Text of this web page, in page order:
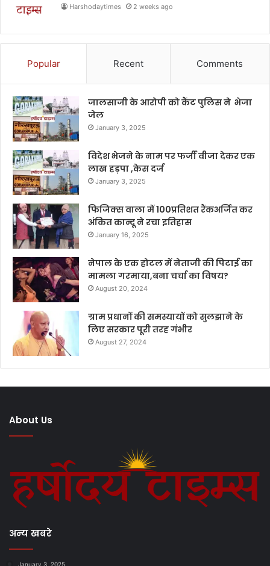
Harshodaytimes 2 weeks ago
Popular Recent Comments
जालसाजी के आरोपी को कैंट पुलिस ने भेजा
जेल
January 3, 2025
विदेश भेजने के नाम पर फर्जी वीजा देकर एक
लाख हड़पा ,केस दर्ज
January 3, 2025
फिजिक्स वाला में 100प्रतिशत रैंकअर्जित कर
अंकित कान्दू ने रचा इतिहास
January 16, 2025
नेपाल के एक होटल में नेताजी की पिटाई का
मामला गरमाया,बना चर्चा का विषय?
August 20, 2024
ग्राम प्रधानों की समस्यायों को सुलझाने के
लिए सरकार पूरी तरह गंभीर
August 27, 2024
About Us
अन्य खबरे
January 3, 2025